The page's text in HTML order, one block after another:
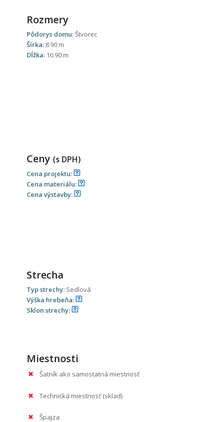
Rozmery
Pôdorys domu:Štvorec
Šírka: 8.90 m
Dĺžka: 10.90 m
Ceny (s DPH)
Cena projektu:
Cena materiálu:
Cena výstavby:
Strecha
Typ strechy: Sedlová
Výška hrebeňa:
Sklon strechy:
Miestnosti
Šatník ako samostatná miestnosť
Technická miestnosť (sklad)
Špajza